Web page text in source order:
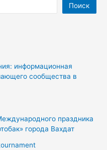
Поиск
информационная
сообщества в
праздника
города Вахдат